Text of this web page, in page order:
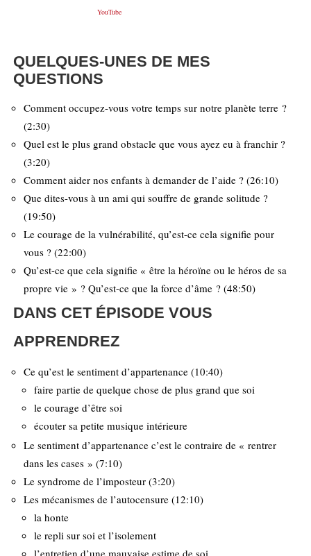
YouTube
QUELQUES-UNES DE MES
QUESTIONS
Comment occupez-vous votre temps sur notre planète terre ?
(2:30)
Quel est le plus grand obstacle que vous ayez eu à franchir ?
(3:20)
Comment aider nos enfants à demander de l’aide ? (26:10)
Que dites-vous à un ami qui souffre de grande solitude ?
(19:50)
Le courage de la vulnérabilité, qu’est-ce cela signifie pour
vous ? (22:00)
Qu’est-ce que cela signifie « être la héroïne ou le héros de sa
propre vie » ? Qu’est-ce que la force d’âme ? (48:50)
DANS CET ÉPISODE VOUS
APPRENDREZ
Ce qu’est le sentiment d’appartenance (10:40)
faire partie de quelque chose de plus grand que soi
le courage d’être soi
écouter sa petite musique intérieure
Le sentiment d’appartenance c’est le contraire de « rentrer
dans les cases » (7:10)
Le syndrome de l’imposteur (3:20)
Les mécanismes de l’autocensure (12:10)
la honte
le repli sur soi et l’isolement